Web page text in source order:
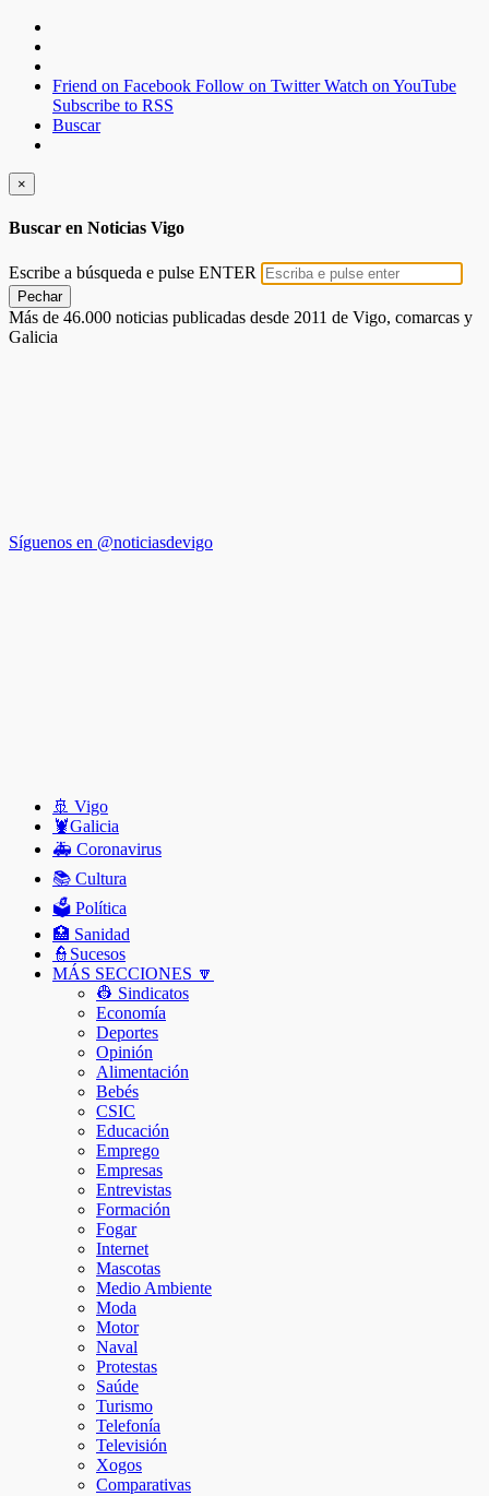
Friend on Facebook Follow on Twitter Watch on YouTube
Subscribe to RSS
Buscar
×
Buscar en Noticias Vigo
Escribe a búsqueda e pulse ENTER
Pechar
Más de 46.000 noticias publicadas desde 2011 de Vigo, comarcas y
Galicia
Síguenos en @noticiasdevigo
🚢 Vigo
🦞️Galicia
🚑 Coronavirus
📚 Cultura
🗳️ Política
🏥 Sanidad
👮Sucesos
MÁS SECCIONES 🔽
👷 Sindicatos
Economía
Deportes
Opinión
Alimentación
Bebés
CSIC
Educación
Emprego
Empresas
Entrevistas
Formación
Fogar
Internet
Mascotas
Medio Ambiente
Moda
Motor
Naval
Protestas
Saúde
Turismo
Telefonía
Televisión
Xogos
Comparativas